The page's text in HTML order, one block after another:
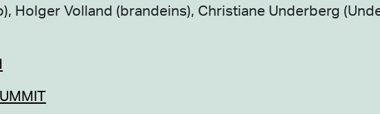
Holger Volland (brandeins), Christiane Underberg